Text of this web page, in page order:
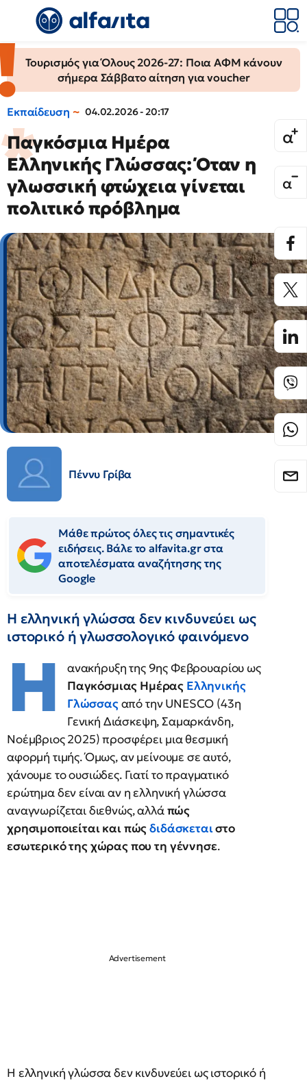
Τουρισμός για Όλους 2026-27: Ποια ΑΦΜ κάνουν
σήμερα Σάββατο αίτηση για voucher
Εκπαίδευση 04.02.2026 - 20:17
Παγκόσμια Ημέρα
Ελληνικής Γλώσσας: Όταν η
γλωσσική φτώχεια γίνεται
πολιτικό πρόβλημα
Πέννυ Γρίβα
Μάθε πρώτος όλες τις σημαντικές
ειδήσεις. Βάλε το alfavita.gr στα
αποτελέσματα αναζήτησης της
Google
Η ελληνική γλώσσα δεν κινδυνεύει ως
ιστορικό ή γλωσσολογικό φαινόμενο
Η
ανακήρυξη της 9ης Φεβρουαρίου ως
Παγκόσμιας Ημέρας Ελληνικής
Γλώσσαςαπό την UNESCO (43η
Γενική Διάσκεψη, Σαμαρκάνδη,
Νοέμβριος 2025) προσφέρει μια θεσμική
αφορμή τιμής. Όμως, αν μείνουμε σε αυτό,
χάνουμε το ουσιώδες. Γιατί το πραγματικό
ερώτημα δεν είναι αν η ελληνική γλώσσα
αναγνωρίζεται διεθνώς, αλλάπώς
χρησιμοποιείται και πώςδιδάσκεταιστο
εσωτερικό της χώρας που τη γέννησε.
Η ελληνική γλώσσα δεν κινδυνεύει ως ιστορικό ή